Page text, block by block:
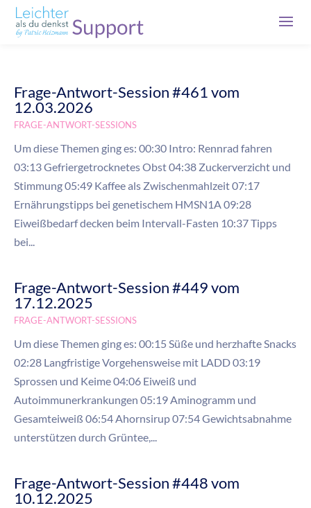
Frage-Antwort-Session #461 vom
12.03.2026
FRAGE-ANTWORT-SESSIONS
Um diese Themen ging es: 00:30 Intro: Rennrad fahren
03:13 Gefriergetrocknetes Obst 04:38 Zuckerverzicht und
Stimmung 05:49 Kaffee als Zwischenmahlzeit 07:17
Ernährungstipps bei genetischem HMSN1A 09:28
Eiweißbedarf decken beim Intervall-Fasten 10:37 Tipps
bei...
Frage-Antwort-Session #449 vom
17.12.2025
FRAGE-ANTWORT-SESSIONS
Um diese Themen ging es: 00:15 Süße und herzhafte Snacks
02:28 Langfristige Vorgehensweise mit LADD 03:19
Sprossen und Keime 04:06 Eiweiß und
Autoimmunerkrankungen 05:19 Aminogramm und
Gesamteiweiß 06:54 Ahornsirup 07:54 Gewichtsabnahme
unterstützen durch Grüntee,...
Frage-Antwort-Session #448 vom
10.12.2025